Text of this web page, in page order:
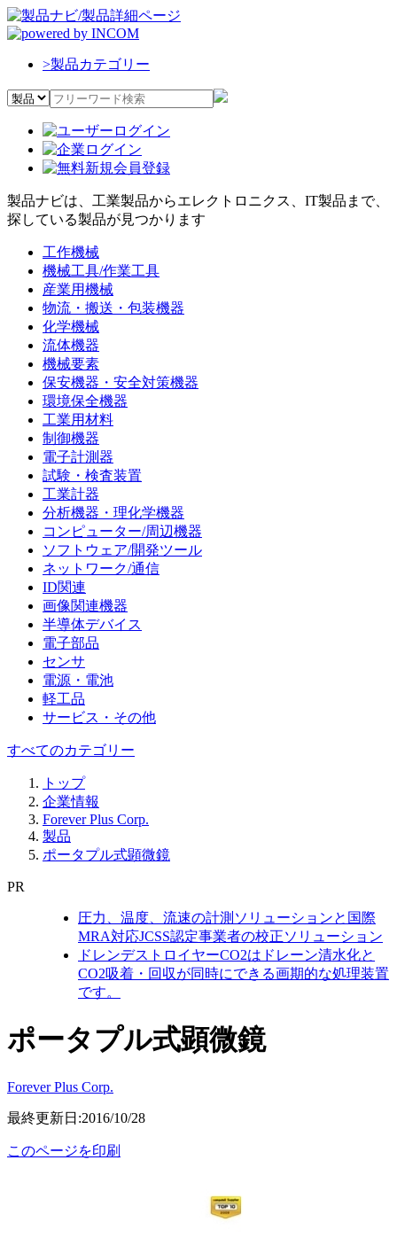
>製品カテゴリー
製品ナビは、工業製品からエレクトロニクス、IT製品まで、
探している製品が見つかります
工作機械
機械工具/作業工具
産業用機械
物流・搬送・包装機器
化学機械
流体機器
機械要素
保安機器・安全対策機器
環境保全機器
工業用材料
制御機器
電子計測器
試験・検査装置
工業計器
分析機器・理化学機器
コンピューター/周辺機器
ソフトウェア/開発ツール
ネットワーク/通信
ID関連
画像関連機器
半導体デバイス
電子部品
センサ
電源・電池
軽工品
サービス・その他
すべてのカテゴリー
トップ
企業情報
Forever Plus Corp.
製品
ポータプル式顕微鏡
PR
圧力、温度、流速の計測ソリューションと国際
MRA対応JCSS認定事業者の校正ソリューション
ドレンデストロイヤーCO2はドレーン清水化と
CO2吸着・回収が同時にできる画期的な処理装置
です。
ポータプル式顕微鏡
Forever Plus Corp.
最終更新日:2016/10/28
このページを印刷